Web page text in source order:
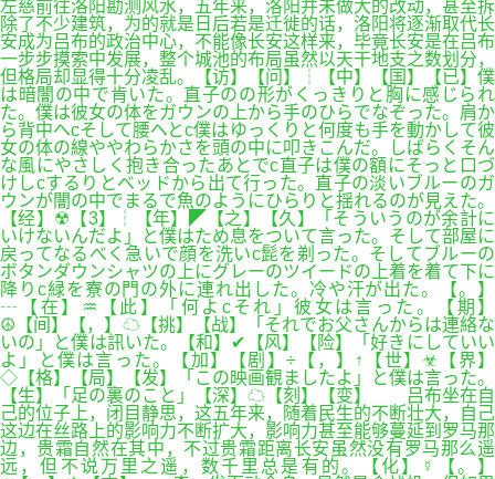
左慈前往洛阳勘测风水，五年来，洛阳并未做大的改动，甚至拆
除了不少建筑，为的就是日后若是迁徙的话，洛阳将逐渐取代长
安成为吕布的政治中心，不能像长安这样来，毕竟长安是在吕布
一步步摸索中发展，整个城池的布局虽然以天干地支之数划分，
但格局却显得十分凌乱。【访】【问】┆【中】【国】【已】僕
は暗闇の中で肯いた。直子のの形がくっきりと胸に感じられ
た。僕は彼女の体をガウンの上から手のひらでなぞった。肩か
ら背中へcそして腰へとc僕はゆっくりと何度も手を動かして彼
女の体の線ややわらかさを頭の中に叩きこんだ。しばらくそん
な風にやさしく抱き合ったあとでc直子は僕の額にそっと口づ
けしcするりとベッドから出て行った。直子の淡いブルーのガ
ウンが闇の中でまるで魚のようにひらりと揺れるのが見えた。
【经】☢【3】┆【年】◤【之】【久】「そういうのが余計に
いけないんだよ」と僕はため息をついて言った。そして部屋に
戻ってなるべく急いで顔を洗いc髭を剃った。そしてブルーの
ボタンダウンシャツの上にグレーのツイードの上着を着て下に
降りc緑を寮の門の外に連れ出した。冷や汗が出た。【。】
┄【在】♒【此】「何よcそれ」彼女は言った。【期】
☮【间】【，】☁【挑】【战】「それでお父さんからは連絡な
いの」と僕は訊いた。【和】✔【风】【险】「好きにしていい
よ」と僕は言った。【加】【剧】÷【，】↑【世】☣【界】
◇【格】【局】【发】「この映画観ましたよ」と僕は言った。
【生】「足の裏のこと」【深】☁【刻】【变】 吕布坐在自
己的位子上，闭目静思，这五年来，随着民生的不断壮大，自己
这边在丝路上的影响力不断扩大，影响力甚至能够蔓延到罗马那
边，贵霜自然在其中，不过贵霜距离长安虽然没有罗马那么遥
远，但不说万里之遥，数千里总是有的。【化】☿【。】